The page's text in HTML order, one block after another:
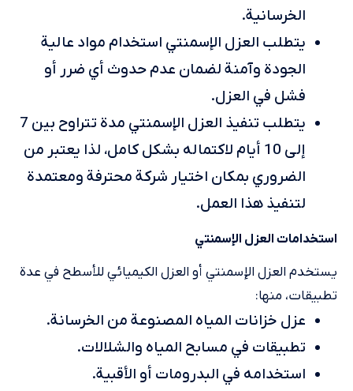
الخرسانية.
يتطلب العزل الإسمنتي استخدام مواد عالية
الجودة وآمنة لضمان عدم حدوث أي ضرر أو
فشل في العزل.
يتطلب تنفيذ العزل الإسمنتي مدة تتراوح بين 7
إلى 10 أيام لاكتماله بشكل كامل، لذا يعتبر من
الضروري بمكان اختيار شركة محترفة ومعتمدة
لتنفيذ هذا العمل.
استخدامات العزل الإسمنتي
يستخدم العزل الإسمنتي أو العزل الكيميائي للأسطح في عدة
تطبيقات، منها:
عزل خزانات المياه المصنوعة من الخرسانة.
تطبيقات في مسابح المياه والشلالات.
استخدامه في البدرومات أو الأقبية.